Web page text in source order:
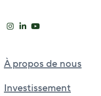
À propos de nous
Investissement